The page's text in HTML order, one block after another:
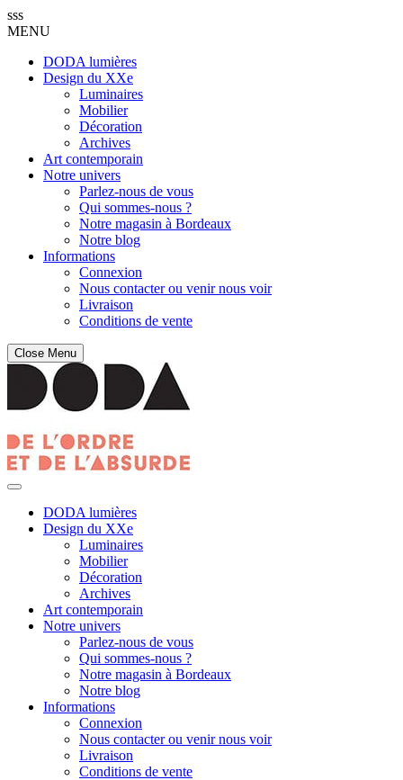
sss
MENU
DODA lumières
Design du XXe
Luminaires
Mobilier
Décoration
Archives
Art contemporain
Notre univers
Parlez-nous de vous
Qui sommes-nous ?
Notre magasin à Bordeaux
Notre blog
Informations
Connexion
Nous contacter ou venir nous voir
Livraison
Conditions de vente
Close Menu
DODA lumières
Design du XXe
Luminaires
Mobilier
Décoration
Archives
Art contemporain
Notre univers
Parlez-nous de vous
Qui sommes-nous ?
Notre magasin à Bordeaux
Notre blog
Informations
Connexion
Nous contacter ou venir nous voir
Livraison
Conditions de vente